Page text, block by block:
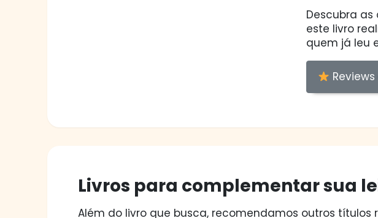
Descubra
este livro
quem já leu
Livros para complementar sua
Além do livro que busca, recomendamos outros